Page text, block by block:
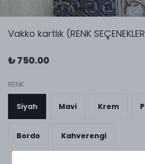
Vakko kartlık (RENK
₺ 750.00
RENK
Siyah Mavi Krem
Bordo Kahverengi